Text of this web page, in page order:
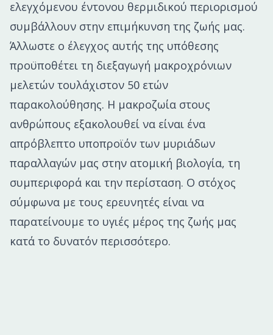
ελεγχόμενου έντονου θερμιδικού περιορισμού
συμβάλλουν στην επιμήκυνση της ζωής μας.
Άλλωστε ο έλεγχος αυτής της υπόθεσης
προϋποθέτει τη διεξαγωγή μακροχρόνιων
μελετών τουλάχιστον 50 ετών
παρακολούθησης. Η μακροζωία στους
ανθρώπους εξακολουθεί να είναι ένα
απρόβλεπτο υποπροϊόν των μυριάδων
παραλλαγών μας στην ατομική βιολογία, τη
συμπεριφορά και την περίσταση. Ο στόχος
σύμφωνα με τους ερευνητές είναι να
παρατείνουμε το υγιές μέρος της ζωής μας
κατά το δυνατόν περισσότερο.